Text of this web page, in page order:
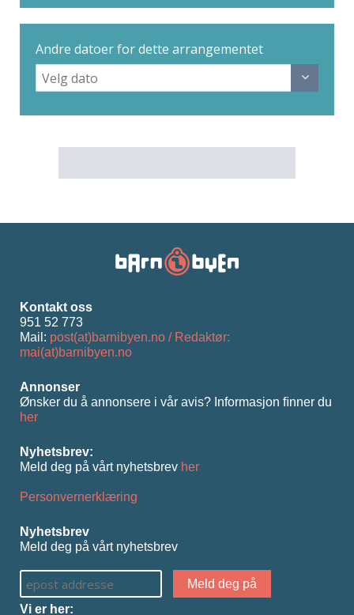
Andre datoer for dette arrangementet
Kontakt oss
951 52 773
Mail: post(at)barnibyen.no / Redaktør:
mai(at)barnibyen.no
Annonser
Ønsker du å annonsere i vår avis? Informasjon ﬁnner du
her
Nyhetsbrev:
Meld deg på vårt nyhetsbrev her
Personvernerklæring
Nyhetsbrev
Meld deg på vårt nyhetsbrev
Vi er her: